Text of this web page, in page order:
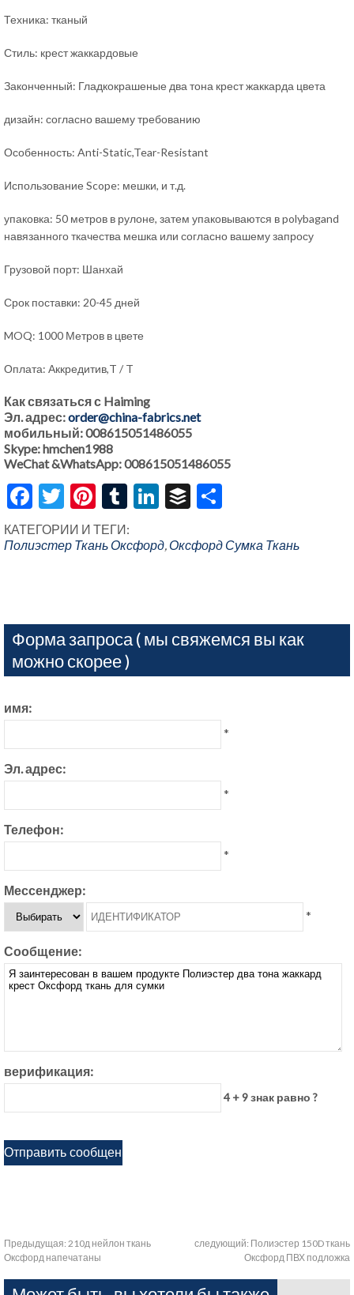
Техника: тканый
Стиль: крест жаккардовые
Законченный: Гладкокрашеные два тона крест жаккарда цвета
дизайн: согласно вашему требованию
Особенность: Anti-Static,Tear-Resistant
Использование Scope: мешки, и т.д.
упаковка: 50 метров в рулоне, затем упаковываются в polybagand
навязанного ткачества мешка или согласно вашему запросу
Грузовой порт: Шанхай
Срок поставки: 20-45 дней
MOQ: 1000 Метров в цвете
Оплата: Аккредитив,T / T
Как связаться с Haiming
Эл. адрес:order@china-fabrics.net
мобильный: 008615051486055
Skype: hmchen1988
WeChat &WhatsApp: 008615051486055
Facebook
Twitter
Pinterest
Tumblr
LinkedIn
Buffer
КАТЕГОРИИ И ТЕГИ:
Полиэстер Ткань Оксфорд,Оксфорд Сумка Ткань
Форма запроса ( мы свяжемся вы как
можно скорее )
имя:
*
Эл. адрес:
*
Телефон:
*
Мессенджер:
*
Сообщение:
верификация:
4 + 9 знак равно ?
Предыдущая: 210д нейлон ткань
Оксфорд напечатаны
следующий: Полиэстер 150D ткань
Оксфорд ПВХ подложка